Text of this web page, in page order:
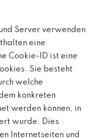
Server verwenden
eine
Cookie-ID ist eine
Sie besteht
welche
konkreten
werden können, in
wurde. Dies
Internetseiten und